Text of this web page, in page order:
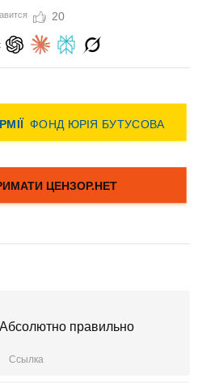
20
правильно
Ссылка